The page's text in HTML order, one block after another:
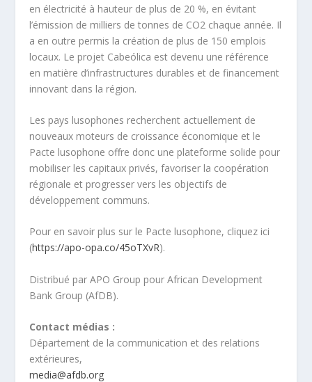
en électricité à hauteur de plus de 20 %, en évitant
l’émission de milliers de tonnes de CO2 chaque année. Il
a en outre permis la création de plus de 150 emplois
locaux. Le projet Cabeólica est devenu une référence
en matière d’infrastructures durables et de financement
innovant dans la région.
Les pays lusophones recherchent actuellement de
nouveaux moteurs de croissance économique et le
Pacte lusophone offre donc une plateforme solide pour
mobiliser les capitaux privés, favoriser la coopération
régionale et progresser vers les objectifs de
développement communs.
Pour en savoir plus sur le Pacte lusophone, cliquez ici
(https://apo-opa.co/45oTXvR).
Distribué par APO Group pour African Development
Bank Group (AfDB).
Contact médias :
Département de la communication et des relations
extérieures,
media@afdb.org